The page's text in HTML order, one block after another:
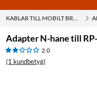
KABLAR TILL MOBILT
Adapter N-hane till
2.0
(1 kundbetyg)